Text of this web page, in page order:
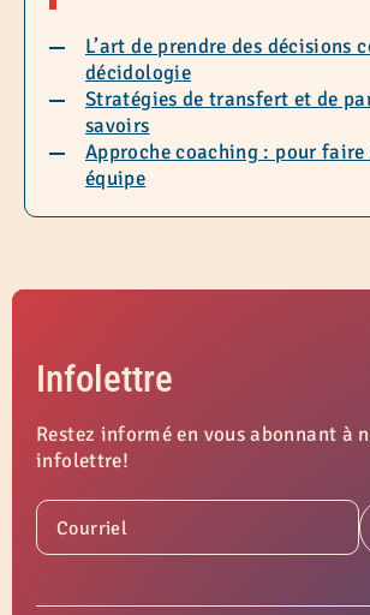
L’art de prendre des décisions
décidologie
Stratégies de transfert et de
savoirs
Approche coaching : pour faire
équipe
Infolettre
Restez informé en vous abonnant à
infolettre!
Courriel